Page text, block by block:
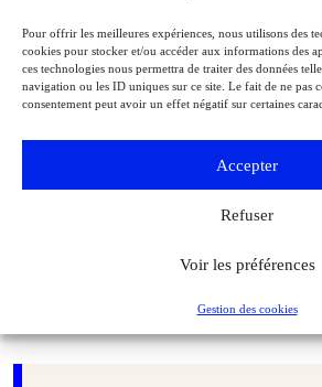
Pour offrir les meilleures expériences, nous utilisons des
cookies pour stocker et/ou accéder aux informations des
ces technologies nous permettra de traiter des données
navigation ou les ID uniques sur ce site. Le fait de ne pas
consentement peut avoir un effet négatif sur certaines
Accepter
Refuser
Voir les préférences
Gestion des cookies
On devine autour de la tête du Grand Dauphin
service de presse. © Château de Versailles, dist.